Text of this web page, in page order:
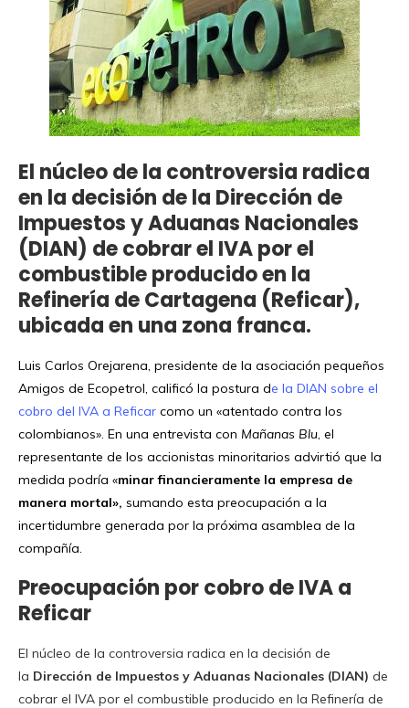
El núcleo de la controversia radica
en la decisión de la Dirección de
Impuestos y Aduanas Nacionales
(DIAN) de cobrar el IVA por el
combustible producido en la
Refinería de Cartagena (Reficar),
ubicada en una zona franca.
Luis Carlos Orejarena, presidente de la asociación pequeños
Amigos de Ecopetrol, calificó la postura de la DIAN sobre el
cobro del IVA a Reficar como un «atentado contra los
colombianos». En una entrevista con Mañanas Blu , el
representante de los accionistas minoritarios advirtió que la
medida podría «minar financieramente la empresa de
manera mortal», sumando esta preocupación a la
incertidumbre generada por la próxima asamblea de la
compañía.
Preocupación por cobro de IVA a
Reficar
El núcleo de la controversia radica en la decisión de
la Dirección de Impuestos y Aduanas Nacionales (DIAN) de
cobrar el IVA por el combustible producido en la Refinería de